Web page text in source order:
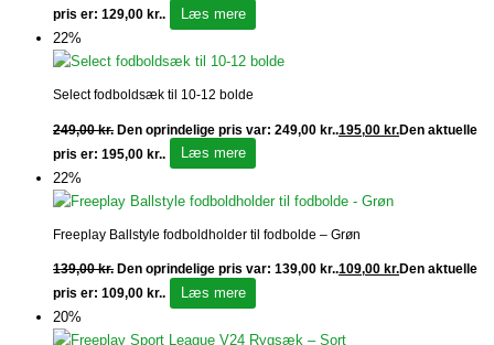
pris er: 129,00 kr..
Læs mere
22%
Select fodboldsæk til 10-12 bolde
249,00kr. Den oprindelige pris var: 249,00 kr..195,00 kr.Den aktuelle
pris er: 195,00 kr..
Læs mere
22%
Freeplay Ballstyle fodboldholder til fodbolde – Grøn
139,00kr. Den oprindelige pris var: 139,00 kr..109,00 kr.Den aktuelle
pris er: 109,00 kr..
Læs mere
20%